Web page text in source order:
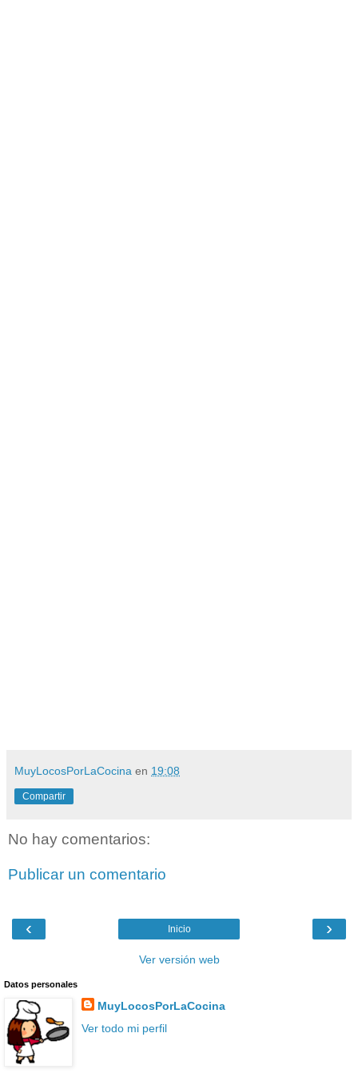
MuyLocosPorLaCocina en 19:08
Compartir
No hay comentarios:
Publicar un comentario
‹ ›
Inicio
Ver versión web
Datos personales
MuyLocosPorLaCocina
Ver todo mi perfil